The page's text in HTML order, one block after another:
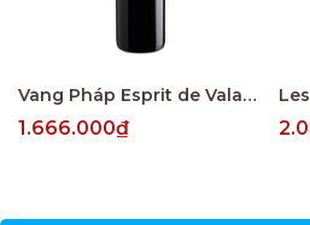
Vang Pháp Esprit de Valandraud Saint Emillion
1.666.000₫